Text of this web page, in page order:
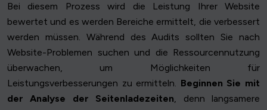
Bei diesem Prozess wird die Leistung Ihrer Website
bewertet und es werden Bereiche ermittelt, die verbessert
werden müssen. Während des Audits sollten Sie nach
Website-Problemen suchen und die Ressourcennutzung
überwachen, um Möglichkeiten für
Leistungsverbesserungen zu ermitteln. Beginnen Sie mit
der Analyse der Seitenladezeiten, denn langsamere